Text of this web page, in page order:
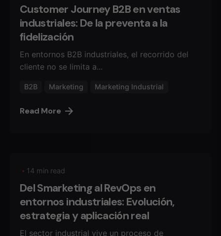
Customer Journey B2B en ventas
industriales: De la preventa a la
fidelización
En entornos B2B industriales, el recorrido del
cliente no se limita a...
B2B Marketing Marketing Industrial
Read More
14 min read
Del Smarketing al RevOps en
entornos industriales: Evolución,
estrategia y aplicación real
El sector industrial vive un proceso de